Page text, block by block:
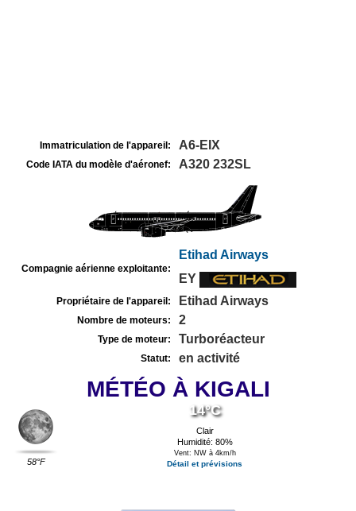
Immatriculation de l'appareil: A6-EIX
Code IATA du modèle d'aéronef: A320 232SL
Compagnie aérienne exploitante:
Etihad Airways
EY
Propriétaire de l'appareil: Etihad Airways
Nombre de moteurs: 2
Type de moteur: Turboréacteur
Statut: en activité
MÉTÉO À KIGALI
58°F
14°C
Clair
Humidité: 80%
Vent: NW à 4km/h
Détail et prévisions